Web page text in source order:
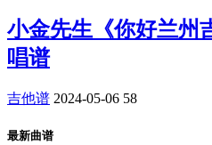
小金先生《你好兰州
唱谱
吉他谱 2024-05-06 58
最新曲谱